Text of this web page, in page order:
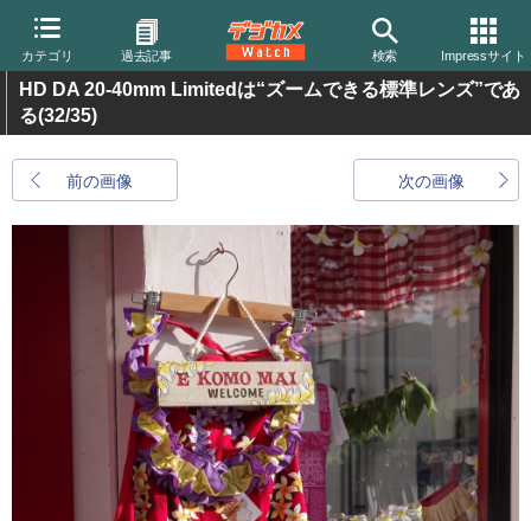
カテゴリ 過去記事 検索 Impressサイト
HD DA 20-40mm Limitedは“ズームできる標準レンズ”であ
る(32/35)
前の画像 次の画像